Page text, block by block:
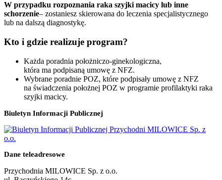
W przypadku rozpoznania raka szyjki macicy lub inne
schorzenie– zostaniesz skierowana do leczenia specjalistycznego
lub na dalszą diagnostykę.
Kto i gdzie realizuje program?
Każda poradnia położniczo-ginekologiczna,
która ma podpisaną umowę z NFZ.
Wybrane poradnie POZ, które podpisały umowę z NFZ
na świadczenia położnej POZ w programie profilaktyki raka
szyjki macicy.
Biuletyn Informacji Publicznej
Dane teleadresowe
Przychodnia MILOWICE Sp. z o.o.